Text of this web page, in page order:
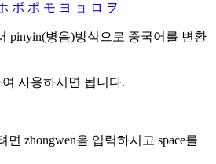
ボ ポ モ ヨ ョ ロ ヲ ―
pinyin(병음)방식으로 중국어를 변환
사용하시면 됩니다.
면 zhongwen을 입력하시고 space를